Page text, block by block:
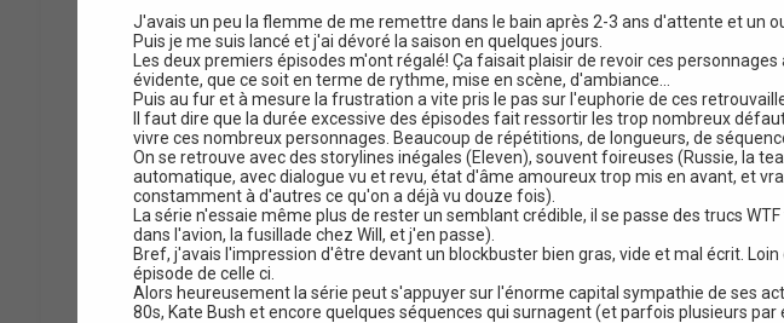
t
i
o
n
J'avais un peu la flemme de me remettre dans le bain après 2-3 ans d'attente et un
Puis je me suis lancé et j'ai dévoré la saison en quelques jours.
Les deux premiers épisodes m'ont régalé! Ça faisait plaisir de revoir ces
évidente, que ce soit en terme de rythme, mise en scène, d'ambiance...
Puis au fur et à mesure la frustration a vite pris le pas sur l'euphorie de ces
Il faut dire que la durée excessive des épisodes fait ressortir les trop nombreux
vivre ces nombreux personnages. Beaucoup de répétitions, de longueurs, de
On se retrouve avec des storylines inégales (Eleven), souvent foireuses (Russie, la
automatique, avec dialogue vu et revu, état d'âme amoureux trop mis en avant, et
constamment à d'autres ce qu'on a déjà vu douze fois).
La série n'essaie même plus de rester un semblant crédible, il se passe des trucs
dans l'avion, la fusillade chez Will, et j'en passe).
Bref, j'avais l'impression d'être devant un blockbuster bien gras, vide et mal écrit.
épisode de celle ci.
Alors heureusement la série peut s'appuyer sur l'énorme capital sympathie de ses
80s, Kate Bush et encore quelques séquences qui surnagent (et parfois plusieurs par